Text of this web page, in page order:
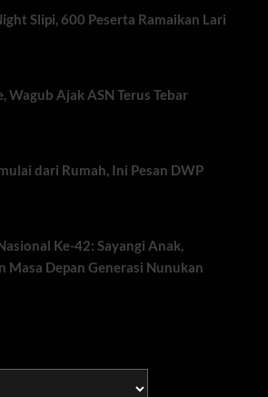
Slipi, 600 Peserta Ramaikan Lari
Wagub Ajak ASN Terus Tebar
dari Rumah, Ini Pesan DWP
Ke-42: Sayangi Anak,
Masa Depan Generasi Nunukan